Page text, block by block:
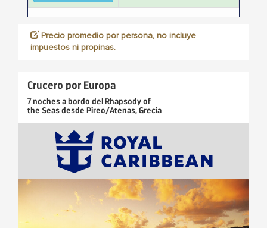
Precio promedio por persona, no incluye
impuestos ni propinas.
Crucero por Europa
7 nochesa bordo delRhapsody of
the Seasdesde Pireo/Atenas, Grecia